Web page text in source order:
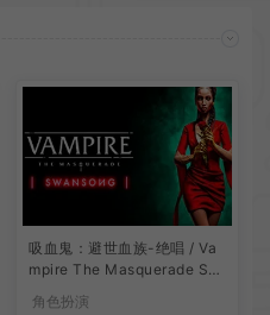
吸血鬼：避世血族-绝唱 / Va
mpire The Masquerade Sw
角色扮演